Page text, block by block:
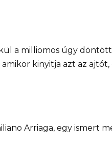
a milliomos úgy
kinyitja azt az
Arriaga, egy ismert